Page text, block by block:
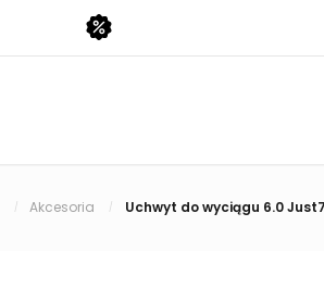
/ Akcesoria / Uchwyt do wyciągu 6.0